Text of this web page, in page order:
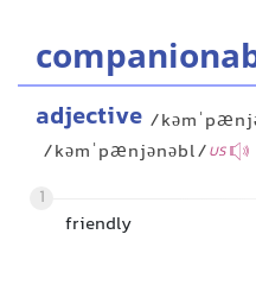
adjective /
/kəmˈpænjənəbl/US
1
friendly